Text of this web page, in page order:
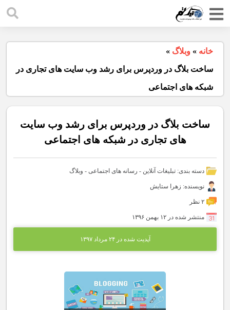
خانه »وبلاگ »
ساخت بلاگ در وردپرس برای رشد وب سایت های تجاری در
شبکه های اجتماعی
ساخت بلاگ در وردپرس برای رشد وب سایت
های تجاری در شبکه های اجتماعی
دسته بندی:تبلیغات آنلاین - رسانه های اجتماعی - وبلاگ
نویسنده: زهرا ستایش
۲ نظر
منتشر شده در ۱۲ بهمن ۱۳۹۶
آپدیت شده در ۲۴ مرداد ۱۳۹۷